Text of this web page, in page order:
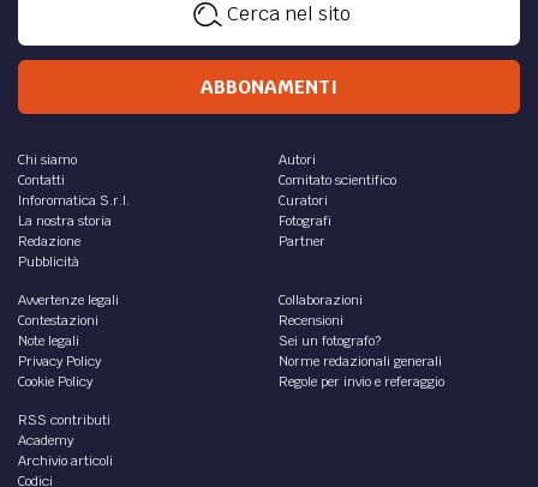
Cerca nel sito
ABBONAMENTI
Chi siamo
Contatti
Inforomatica S.r.l.
La nostra storia
Redazione
Pubblicità
Autori
Comitato scientifico
Curatori
Fotografi
Partner
Avvertenze legali
Contestazioni
Note legali
Privacy Policy
Cookie Policy
Collaborazioni
Recensioni
Sei un fotografo?
Norme redazionali generali
Regole per invio e referaggio
RSS contributi
Academy
Archivio articoli
Codici